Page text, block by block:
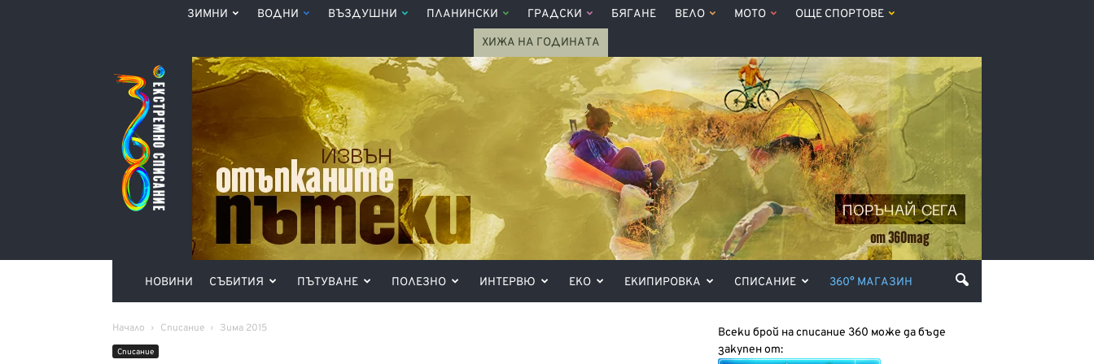
ЗИМНИ ВОДНИ ВЪЗДУШНИ ПЛАНИНСКИ ГРАДСКИ БЯГАНЕ ВЕЛО МОТО ОЩЕ СПОРТОВЕ
ХИЖА НА ГОДИНАТА
Списание
360°
НОВИНИ СЪБИТИЯ ПЪТУВАНЕ ПОЛЕЗНО ИНТЕРВЮ ЕКО ЕКИПИРОВКА СПИСАНИЕ 360° МАГАЗИН
Начало Списание Зима 2015
Списание
Всеки брой на списание 360 може да бъде
закупен от: